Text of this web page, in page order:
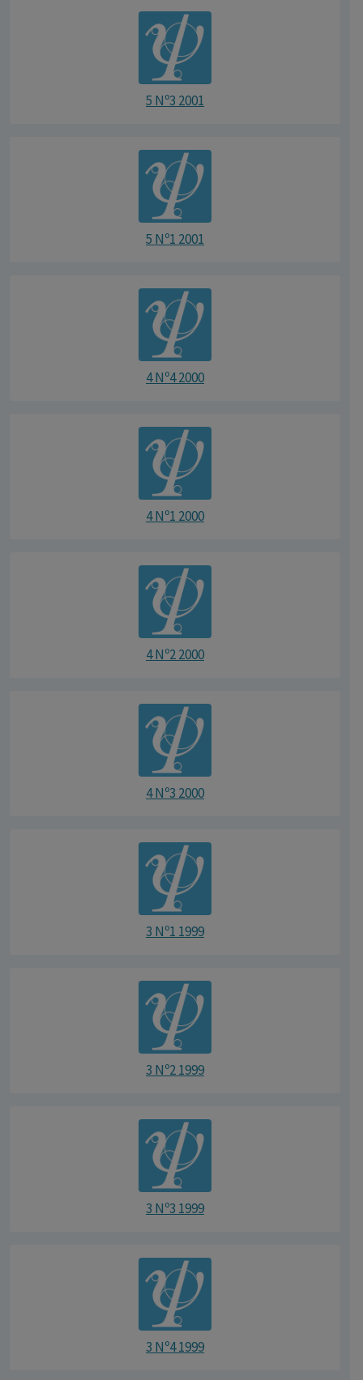
5 Nº3 2001
5 Nº1 2001
4 Nº4 2000
4 Nº1 2000
4 Nº2 2000
4 Nº3 2000
3 Nº1 1999
3 Nº2 1999
3 Nº3 1999
3 Nº4 1999